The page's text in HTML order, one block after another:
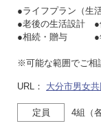
●ライフプラン（
●老後の生活設
●相続・贈与 ●
※可能な範囲でご相
URL： 大分市男女
定員 4組（